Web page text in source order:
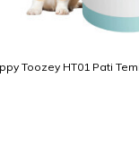
Toozey HT01 Pati